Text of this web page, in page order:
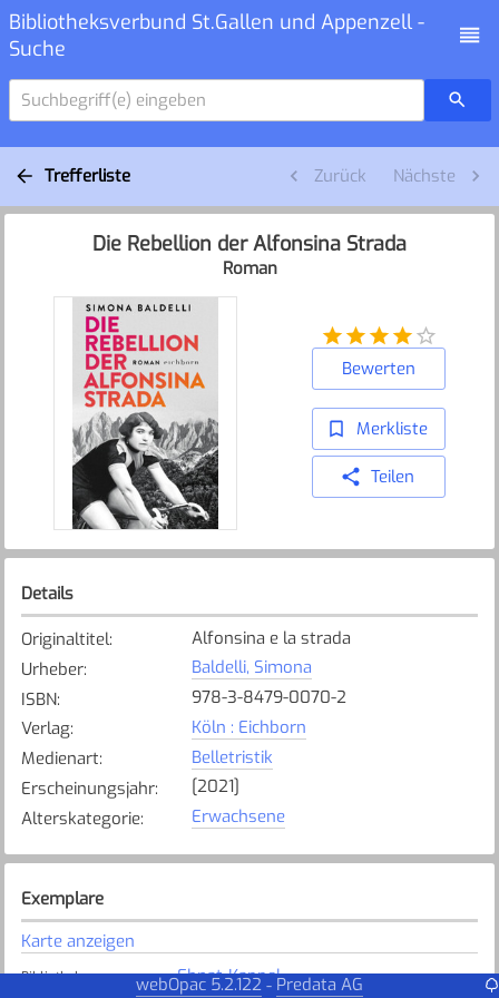
Bibliotheksverbund St.Gallen und Appenzell -
Suche
Suchbegriff(e) eingeben
Trefferliste Zurück Nächste
Die Rebellion der Alfonsina Strada
Roman
Bewerten
Merkliste
Teilen
Details
Originaltitel:
Alfonsina e la strada
Urheber:
Baldelli, Simona
ISBN:
978-3-8479-0070-2
Verlag:
Köln : Eichborn
Medienart:
Belletristik
Erscheinungsjahr:
[2021]
Alterskategorie: Erwachsene
Exemplare
Karte anzeigen
Bibliothek: Ebnat-Kappel
webOpac 5.2.122 - Predata AG